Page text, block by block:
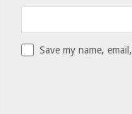
Save my name,